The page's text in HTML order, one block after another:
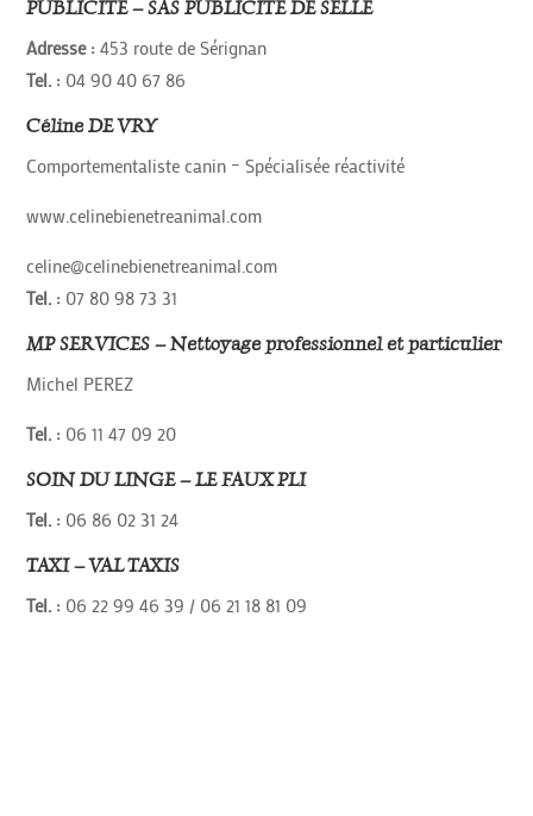
PUBLICITE – SAS PUBLICITE DE SELLE
Adresse : 453 route de Sérignan
Tel. : 04 90 40 67 86
Céline DE VRY
Comportementaliste canin – Spécialisée réactivité
www.celinebienetreanimal.com
celine@celinebienetreanimal.com
Tel. : 07 80 98 73 31
MP SERVICES – Nettoyage professionnel et particulier
Michel PEREZ
Tel. : 06 11 47 09 20
SOIN DU LINGE – LE FAUX PLI
Tel. : 06 86 02 31 24
TAXI – VAL TAXIS
Tel. : 06 22 99 46 39 / 06 21 18 81 09